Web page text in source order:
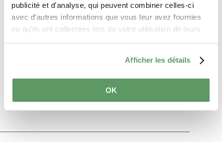
publicité et d'analyse, qui peuvent combiner celles-ci
avec d'autres informations que vous leur avez fournies
ou qu'ils ont collectées lors de votre utilisation de leurs
Afficher les détails
OK
Schaduwrijke plaatsen
Stroomaansluiting inbegrepen
WiFi